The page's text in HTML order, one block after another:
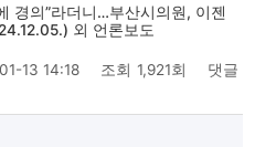
경의”라더니…부산시의원, 이젠
외 언론보도
13 14:18 조회 1,921회
댓글